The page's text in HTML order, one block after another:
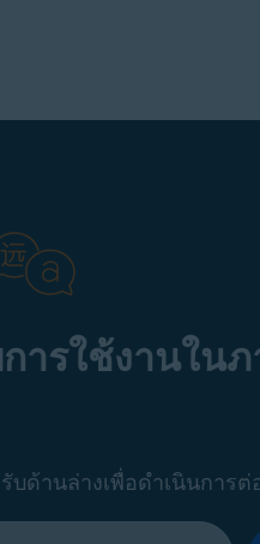
ารใช้งานใน
บด้านล่างเพื่อดำเนินการต่